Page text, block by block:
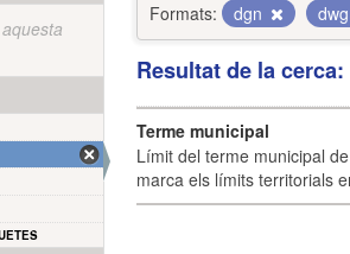
Formats:
dgn
Resultat de la
Terme municipal
Límit del terme municipal
marca els límits territorials